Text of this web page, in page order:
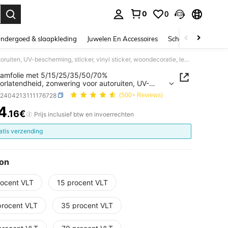
0 0
& slaapkleding Juwelen En Accessoires Schoonheid &
1 rol raamfolie met 5/15/25/35/50/70% lichtdoorlatendheid, zonwering voor autoruiten, UV-bescherming, sticker, vinyl sticker, woondecoratie, lentedecoratie om je huis meer levendigheid te geven, decoratieve sticker met raammotief
met 5/15/25/35/50/70%
zonwering voor autoruiten, UV-
sticker, vinyl sticker, woondecoratie,
om je huis meer levendigheid te geven,
sticker met raammotief
(500+ Reviews)
AND AVAILABILITY
.16€ Prijs inclusief btw en invoerrechten
verzending
VLT 15 procent VLT
VLT 35 procent VLT